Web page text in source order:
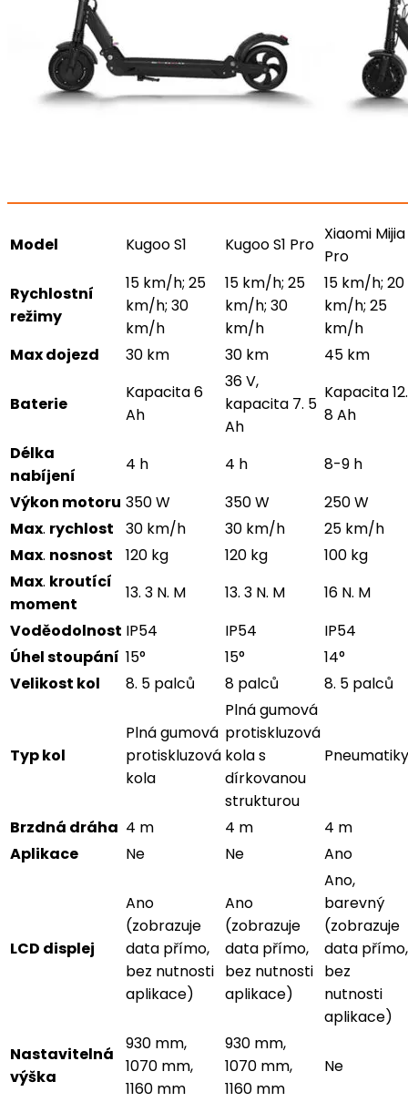
Model Kugoo S1 Kugoo S1 Pro
Xiaomi Mijia
Pro
Rychlostní
režimy
15 km/h; 25
km/h; 30
km/h
15 km/h; 25
km/h; 30
km/h
15 km/h; 20
km/h; 25
km/h
Max dojezd
30 km 30 km 45 km
Baterie
Kapacita 6
Ah
36 V,
kapacita 7. 5
Ah
Kapacita 12.
8 Ah
Délka
nabíjení
4 h 4 h
8-9 h
Výkon motoru 350 W 350 W
250 W
Max. rychlost 30 km/h 30 km/h
25 km/h
Max. nosnost 120 kg 120 kg
100 kg
Max. kroutící
moment
13. 3 N. M 13. 3 N. M
16 N. M
Voděodolnost IP54 IP54
IP54
Úhel stoupání 15° 15°
14°
Velikost kol
8. 5 palců 8 palců 8. 5 palců
Typ kol
Plná gumová
protiskluzová
kola
Plná gumová
protiskluzová
kola s
dírkovanou
strukturou
Pneumatiky
Brzdná dráha 4 m 4 m
4 m
Aplikace
Ne Ne Ano
LCD displej
Ano
(zobrazuje
data přímo,
bez nutnosti
aplikace)
Ano
(zobrazuje
data přímo,
bez nutnosti
aplikace)
Ano,
barevný
(zobrazuje
data přímo,
bez
nutnosti
aplikace)
Nastavitelná
výška
930 mm,
1070 mm,
1160 mm
930 mm,
1070 mm,
1160 mm
Ne